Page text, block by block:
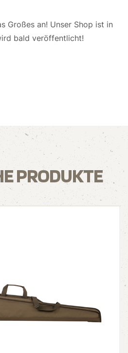
Großes an! Unser Shop ist in
bald veröffentlicht!
PRODUKTE